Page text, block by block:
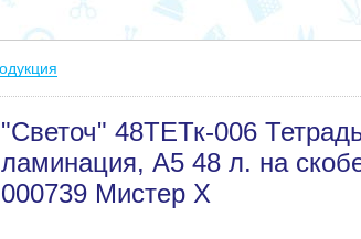
"Светоч" 48ТЕТк-006
ламинация, A5 48 л. на
000739 Мистер Х